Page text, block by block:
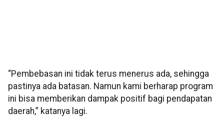
“Pembebasan ini tidak terus menerus ada, sehingga
pastinya ada batasan. Namun kami berharap program
ini bisa memberikan dampak positif bagi pendapatan
daerah,” katanya lagi.